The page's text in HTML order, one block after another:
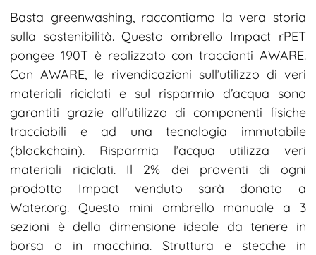
Basta greenwashing, raccontiamo la vera storia
sulla sostenibilità. Questo ombrello Impact rPET
pongee 190T è realizzato con traccianti AWARE.
Con AWARE, le rivendicazioni sull’utilizzo di veri
materiali riciclati e sul risparmio d’acqua sono
garantiti grazie all’utilizzo di componenti fisiche
tracciabili e ad una tecnologia immutabile
(blockchain). Risparmia l’acqua utilizza veri
materiali riciclati. Il 2% dei proventi di ogni
prodotto Impact venduto sarà donato a
Water.org. Questo mini ombrello manuale a 3
sezioni è della dimensione ideale da tenere in
borsa o in macchina. Struttura e stecche in